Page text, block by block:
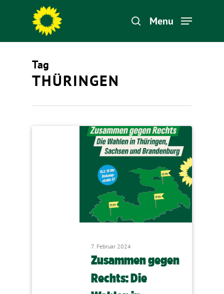
Hit enter to search or ESC to close
Menu
Tag
THÜRINGEN
7. Februar 2024
Zusammen gegen
Rechts: Die